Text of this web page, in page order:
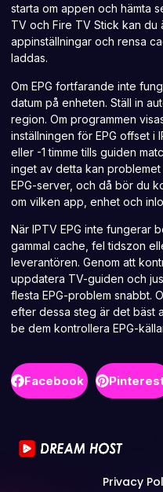
starta om appen och hämta
TV och Fire TV Stick kan du
appinställningar och rensa
laddas.
Om EPG fortfarande inte
datum på enheten. Ställ in
region. Om programmen
inställningen för EPG offset i
eller -1 timme tills guiden
inget av detta kan
EPG-server, och då bör du
om vilken app, enhet och
När IPTV EPG inte fungerar
gammal cache, fel tidszon
leverantören. Genom att
uppdatera TV-guiden och
flesta EPG-problem snabbt.
efter dessa steg är det bäst
be dem kontrollera EPG-
Facebook
Privacy